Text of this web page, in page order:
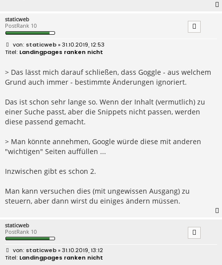
staticweb
PostRank 10
B
e
i
r
a
g
staticweb» 31.10.2019, 12:53
Landingpages ranken nicht
> Das lässt mich darauf schließen, dass Goggle - aus welchem
Grund auch immer - bestimmte Änderungen ignoriert.
Das ist schon sehr lange so. Wenn der Inhalt (vermutlich) zu
einer Suche passt, aber die Snippets nicht passen, werden
diese passend gemacht.
> Man könnte annehmen, Google würde diese mit anderen
"wichtigen" Seiten auffüllen ...
Inzwischen gibt es schon 2.
Man kann versuchen dies (mit ungewissen Ausgang) zu
steuern, aber dann wirst du einiges ändern müssen.
staticweb
PostRank 10
B
e
staticweb» 31.10.2019, 13:12
Landingpages ranken nicht